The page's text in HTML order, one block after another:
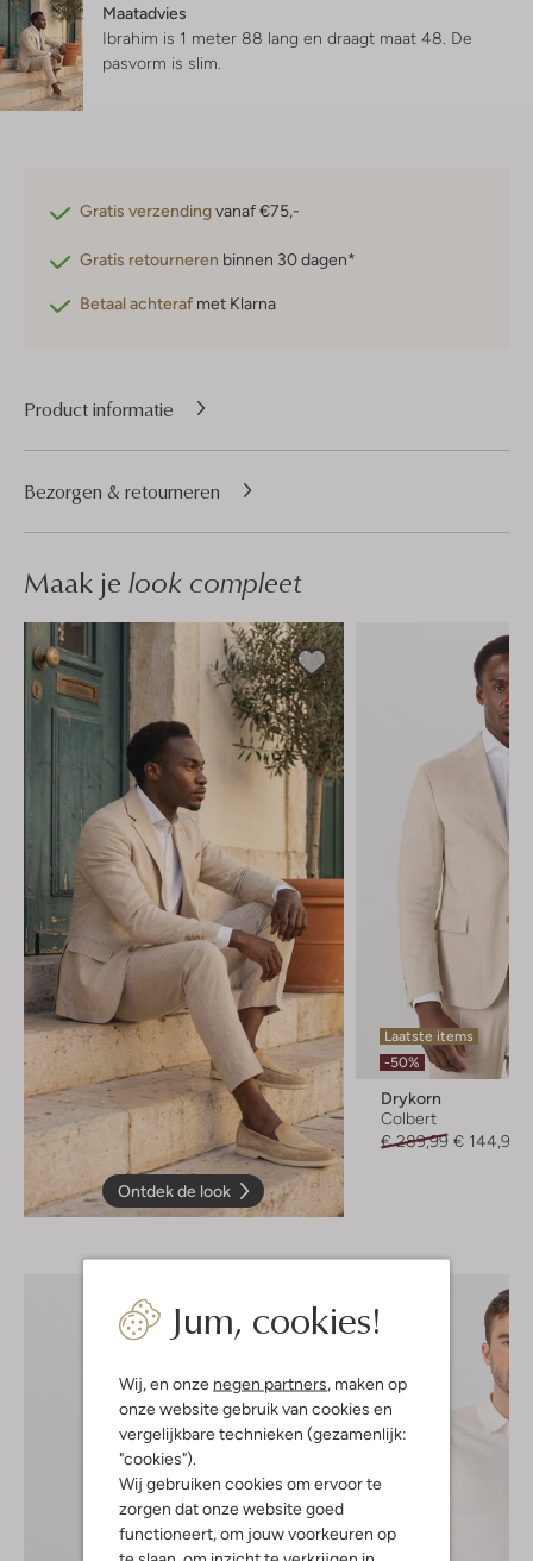
Jum, cookies!
Wij, en onze negen partners, maken op
onze website gebruik van cookies en
vergelijkbare technieken (gezamenlijk:
"cookies").
Wij gebruiken cookies om ervoor te
zorgen dat onze website goed
functioneert, om jouw voorkeuren op
Maatadvies
Ibrahim is 1 meter 88 lang en draagt maat 48. De
pasvorm is slim
Gratis verzendingvanaf €75,-
Gratis retourneren binnen 30 dagen*
Betaal achteraf met Klarna
Product informatie
Bezorgen & retourneren
Maak je look compleet
Ontdek de look
Laatste items
-50%
Drykorn
Colbert
€ 289,99 € 144,99